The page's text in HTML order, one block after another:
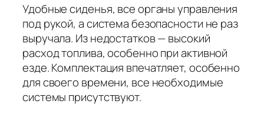
Удобные сиденья, все органы управления
под рукой, а система безопасности не раз
выручала. Из недостатков — высокий
расход топлива, особенно при активной
езде. Комплектация впечатляет, особенно
для своего времени, все необходимые
системы присутствуют.